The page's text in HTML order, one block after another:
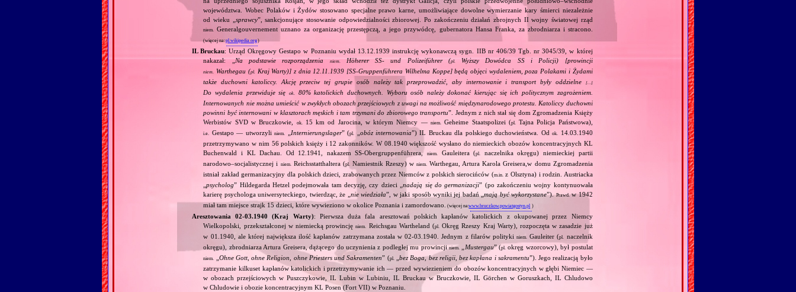
województwa. Wobec Polaków i Żydów stosowano specjalne prawo karne, umożliwiające dowolne wymierzanie kary śmierci niezależnie
od wieku „ sprawcy”, sankcjonujące stosowanie odpowiedzialności zbiorowej. Po zakończeniu działań zbrojnych II wojny światowej rząd
niem. Generalgouvernement uznano za organizację przestępczą, a jego przywódcę, gubernatora Hansa Franka, za zbrodniarza i stracono.
(więcej na:pl.wikipedia.org)
IL Bruckau: Urząd Okręgowy Gestapo w Poznaniu wydał 13.12.1939 instrukcję wykonawczą sygn. IIB nr 406/39 Tgb. nr 3045/39, w której
nakazał: „Na podstawie rozporządzenianiem.Höherer SS‐ und Polizeiführer (pl. Wyższy Dowódca SS i Policji) [prowincji
niem. Warthegau (pl.
Kraj Warty)] z dnia 12.11.1939 [SS‐Gruppenführera Wilhelma Koppe] będą objęci wydaleniem, poza Polakami i Żydami
także duchowni katoliccy. Akcję przeciw tej grupie osób należy tak przeprowadzić, aby internowanie i transport były oddzielne
[…]
Do wydalenia przewiduje się ok.
80% katolickich duchownych. Wyboru osób należy dokonać kierując się ich politycznym zagrożeniem.
Internowanych nie można umieścić w zwykłych obozach przejściowych z uwagi na możliwość międzynarodowego protestu. Katoliccy duchowni
powinni być internowani w klasztorach męskich i tam trzymani do zbiorowego transportu”. Jednym z nich stał się dom Zgromadzenia Księży
Werbistów SVD w Bruczkowie,
ok. 15 km od Jarocina, w którym Niemcy — niem. Geheime Staatspolizei (pl. Tajna Policja Państwowa),
i.e. Gestapo — utworzyliniem. Internierungslager” (pl. obóz internowania”) IL Bruckau dla polskiego duchowieństwa. Odok.
14.03.1940
przetrzymywano w nim 56 polskich księży i 12 zakonników. W 08.1940 większość wysłano do niemieckich obozów koncentracyjnych KL
Buchenwald i KL Dachau. Od 12.1941, nakazem SS‐Obergruppenführera,niem. Gauleitera (pl.
naczelnika okręgu) niemieckiej partii
narodowo–socjalistycznej i
niem. Reichsstatthaltera (pl. Namiestnik Rzeszy) wniem.
Warthegau, Artura Karola Greisera,w domu Zgromadzenia
istniał zakład germanizacyjny dla polskich dzieci, zrabowanych przez Niemców z polskich sierocińców (m.in. z Olsztyna) i rodzin. Austriacka
„psycholog” Hildegarda Hetzel podejmowała tam decyzję, czy dzieci „nadają się do germanizacji” (po zakończeniu wojny kontynuowała
karierę psychologa uniwersyteckiego, twierdząc, że „ nie wiedziała”, w jaki sposób wyniki jej badań „mają być wykorzystane”).Prawd.w 1942
miał tam miejsce strajk 15 dzieci, które wywieziono w okolice Poznania i zamordowano.
(więcej na:www.bruczkow.powiatgostyn.pl )
Aresztowania 02‐03.1940 (Kraj Warty): Pierwsza duża fala aresztowań polskich kapłanów katolickich z okupowanej przez Niemcy
Wielkopolski, przekształconej w niemiecką prowincjęniem. Reichsgau Wartheland (pl.
Okręg Rzeszy Kraj Warty), rozpoczęta w zasadzie już
w 01.1940, ale której największa ilość kapłanów zatrzymana została w 02‐03.1940. Jednym z filarów politykiniem. Gauleiter (pl.
naczelnik
okręgu), zbrodniarza Artura Greisera, dążącego do uczynienia z podległej mu prowincjiniem. Mustergau” (pl. okręg wzorcowy), był postulat
niem. Ohne Gott, ohne Religion, ohne Priesters und Sakramenten” (pl. „bez Boga, bez religii, bez kapłana i sakramentu”). Jego realizacją było
zatrzymanie kilkuset kapłanów katolickich i przetrzymywanie ich — przed wywiezieniem do obozów koncentracyjnych w głębi Niemiec —
w obozach przejściowych w Puszczykowie, IL Lubin w Lubiniu, IL Bruckau w Bruczkowie, IL Görchen w Goruszkach, IL Chludowo
w Chludowie i obozie koncentracyjnym KL Posen (Fort VII) w Poznaniu.